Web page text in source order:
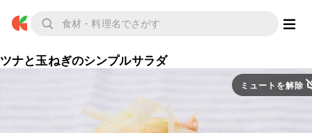
ツナと玉ねぎのシンプルサラダ
ミュートを解除